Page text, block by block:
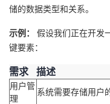
证
实
验
的
收
藏
持
建
议
储的数据类型和关系。
示例：
假设我们正在开发
键要素：
需求 描述
用户管
理
系统需要存储用户